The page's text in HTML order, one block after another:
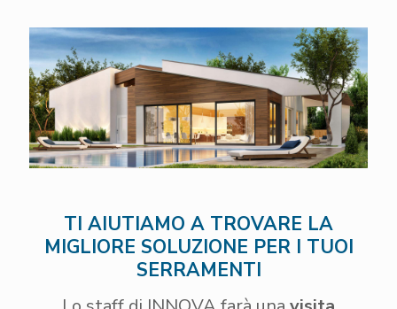
TI AIUTIAMO A TROVARE LA
MIGLIORE SOLUZIONE PER I TUOI
SERRAMENTI